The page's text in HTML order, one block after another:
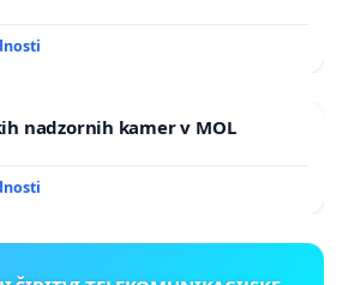
nadzornih kamer v MOL